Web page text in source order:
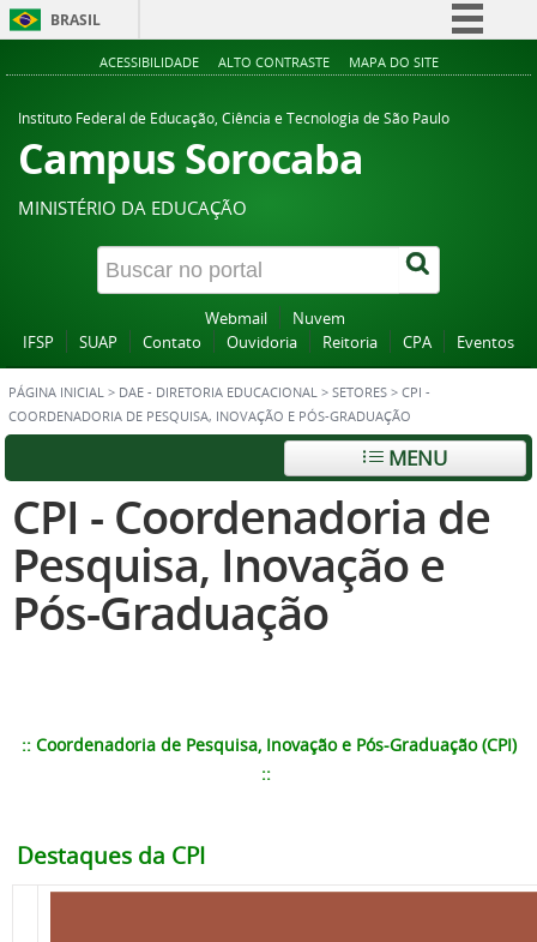
BRASIL
Simplifique!
Acesso à informação
Canais
ACESSIBILIDADE ALTO CONTRASTE MAPA DO SITE
Instituto Federal de Educação, Ciência e Tecnologia de São Paulo
Campus Sorocaba
MINISTÉRIO DA EDUCAÇÃO
Webmail
Nuvem
IFSP
SUAP Contato Ouvidoria Reitoria CPA Eventos
PÁGINA INICIAL > DAE - DIRETORIA EDUCACIONAL > SETORES > CPI -
COORDENADORIA DE PESQUISA, INOVAÇÃO E PÓS-GRADUAÇÃO
MENU
CPI - Coordenadoria de
Pesquisa, Inovação e
Pós-Graduação
:: Coordenadoria de Pesquisa, Inovação e Pós-Graduação (CPI)
::
Destaques da CPI